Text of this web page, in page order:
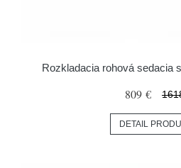
Rozkladacia rohová sedacia
809 €
DETAIL